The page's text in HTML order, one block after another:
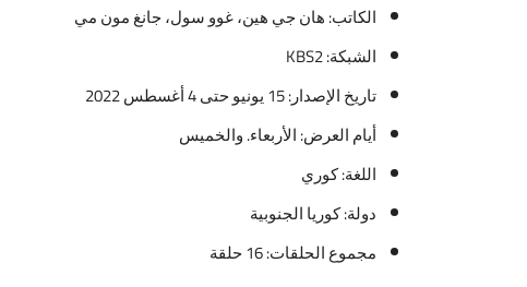
الكاتب: هان جي هين، غوو سول، جانغ مون مي
الشبكة: KBS2
تاريخ الإصدار: 15 يونيو حتى 4 أغسطس 2022
أيام العرض: الأربعاء. والخميس
اللغة: كوري
دولة: كوريا الجنوبية
مجموع الحلقات: 16 حلقة